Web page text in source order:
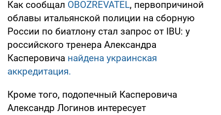
Как сообщал OBOZREVATEL, первопричиной
облавы итальянской полиции на сборную
России по биатлону стал запрос от IBU: у
российского тренера Александра
Касперовича найдена украинская
аккредитация.
Кроме того, подопечный Касперовича
Александр Логинов интересует